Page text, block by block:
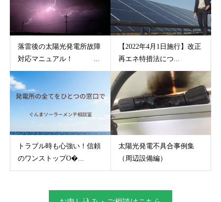
落雷後の太陽光発電所故障
対応マニュアル！ ...
【2022年4月1日施行】改正
再エネ特措法につ...
トラブル時も心強い！信頼
のワンストップO�...
太陽光発電不具合事例集
（周辺設備編）